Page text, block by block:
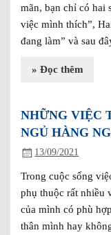
mãn, bạn chỉ có hai
việc mình thích”,
đang làm” và sau
» Đọc thêm
NHỮNG VIỆC
NGỦ HÀNG
13/09/2021
Trong cuộc sống
phụ thuộc rất nhiều
của mình có phù
thân mình hay